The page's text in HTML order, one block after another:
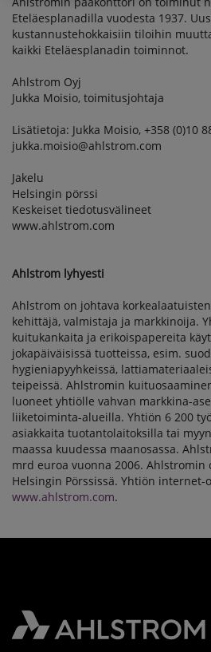
Eteläesplanadilla vuodesta 1937.
kustannustehokkaisiin tiloihin
kaikki Eteläesplanadin toiminnot.
Ahlstrom Oyj
Jukka Moisio, toimitusjohtaja
Lisätietoja: Jukka Moisio, +358 (0)10
jukka.moisio@ahlstrom.com
Jakelu
Helsingin pörssi
Keskeiset tiedotusvälineet
www.ahlstrom.com
Ahlstrom lyhyesti
Ahlstrom on johtava
kehittäjä, valmistaja ja markkinoija.
kuitukankaita ja erikoispapereita
jokapäiväisissä tuotteissa, esim.
hygieniapyyhkeissä,
teipeissä. Ahlstromin
luoneet yhtiölle vahvan markkina-
liiketoiminta-alueilla. Yhtiön 6 200
asiakkaita tuotantolaitoksilla tai
maassa kuudessa maanosassa.
mrd euroa vuonna 2006. Ahlstromin
Helsingin Pörssissä. Yhtiön internet-
www.ahlstrom.com.